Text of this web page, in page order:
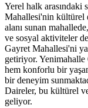
Yerel halk arasındaki
Mahallesi'nin kültürel
alanı sunan
ve sosyal aktiviteler
Gayret Mahallesi'ni
getiriyor.
hem konforlu bir
bir deneyim
Daireler, bu kültürel
geliyor.